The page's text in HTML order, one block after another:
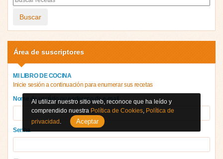
Buscar
Área de suscriptores
MI LIBRO DE COCINA
Inicie sesión a continuación para enumerar sus recetas
Nome de usuário ou endereço de e-mail
Senha
Al utilizar nuestro sitio web, reconoce que ha leído y
comprendido nuestra Política de Cookies, Política de
privacidad . Aceptar